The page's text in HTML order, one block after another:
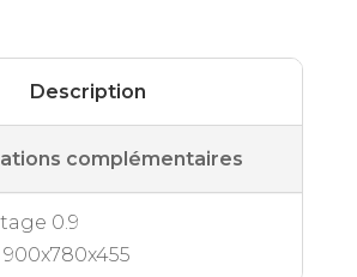
Description
complémentaires
0.9
900x780x455